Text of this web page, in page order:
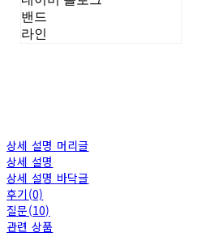
밴드
라인
상세 설명 머리글
상세 설명
상세 설명 바닥글
후기(0)
질문(10)
관련 상품